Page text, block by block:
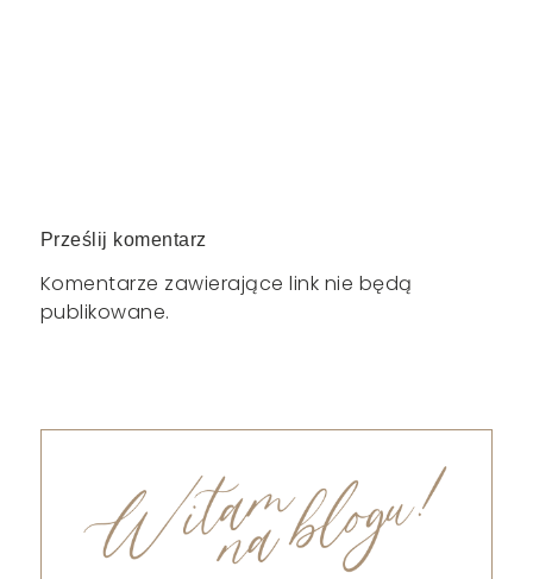
Prześlij komentarz
Komentarze zawierające link nie będą
publikowane.